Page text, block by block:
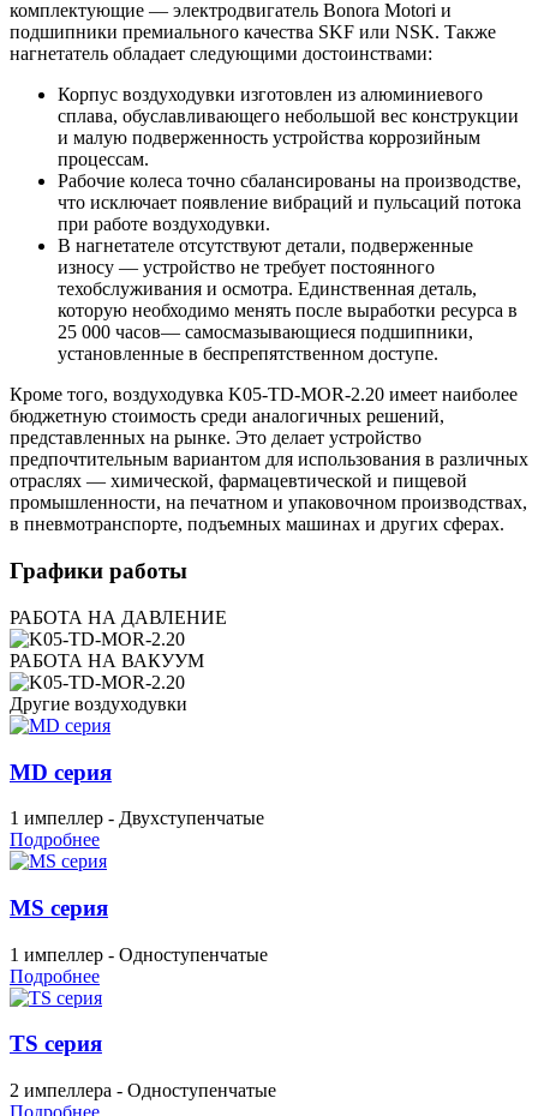
комплектующие — электродвигатель Bonora Motori и
подшипники премиального качества SKF или NSK. Также
нагнетатель обладает следующими достоинствами:
Корпус воздуходувки изготовлен из алюминиевого
сплава, обуславливающего небольшой вес конструкции
и малую подверженность устройства коррозийным
процессам.
Рабочие колеса точно сбалансированы на производстве,
что исключает появление вибраций и пульсаций потока
при работе воздуходувки.
В нагнетателе отсутствуют детали, подверженные
износу — устройство не требует постоянного
техобслуживания и осмотра. Единственная деталь,
которую необходимо менять после выработки ресурса в
25 000 часов— самосмазывающиеся подшипники,
установленные в беспрепятственном доступе.
Кроме того, воздуходувка K05-TD-MOR-2.20 имеет наиболее
бюджетную стоимость среди аналогичных решений,
представленных на рынке. Это делает устройство
предпочтительным вариантом для использования в различных
отраслях — химической, фармацевтической и пищевой
промышленности, на печатном и упаковочном производствах,
в пневмотранспорте, подъемных машинах и других сферах.
Графики работы
РАБОТА НА ДАВЛЕНИЕ
РАБОТА НА ВАКУУМ
Другие воздуходувки
MD серия
1 импеллер - Двухступенчатые
Подробнее
MS серия
1 импеллер - Одноступенчатые
Подробнее
TS серия
2 импеллера - Одноступенчатые